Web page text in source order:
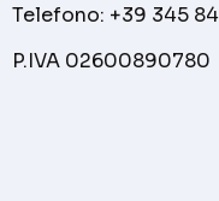
Telefono: +39 345
P.IVA 02600890780